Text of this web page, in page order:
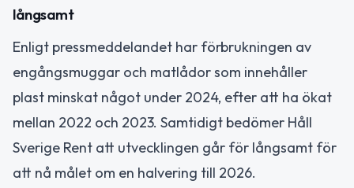
långsamt
Enligt pressmeddelandet har förbrukningen av
engångsmuggar och matlådor som innehåller
plast minskat något under 2024, efter att ha ökat
mellan 2022 och 2023. Samtidigt bedömer Håll
Sverige Rent att utvecklingen går för långsamt för
att nå målet om en halvering till 2026.